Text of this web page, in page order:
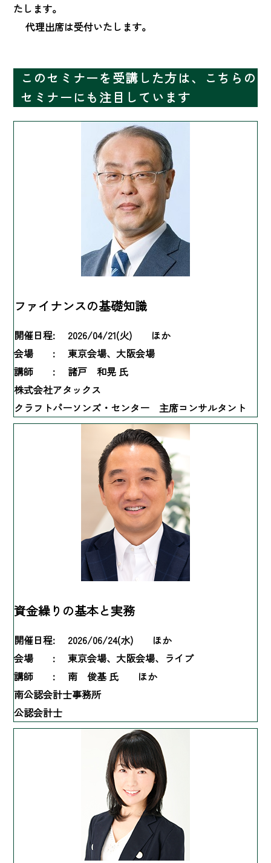
たします。
代理出席は受付いたします。
このセミナーを受講した方は、こちらの
セミナーにも注目しています
ファイナンスの基礎知識
開催日程:
2026/04/21(火) ほか
会場 :
東京会場、大阪会場
講師 :
諸戸 和晃 氏
株式会社アタックス
クラフトパーソンズ・センター 主席コンサルタント
資金繰りの基本と実務
開催日程:
2026/06/24(水) ほか
会場 :
東京会場、大阪会場、ライブ
講師 :
南 俊基 氏 ほか
南公認会計士事務所
公認会計士